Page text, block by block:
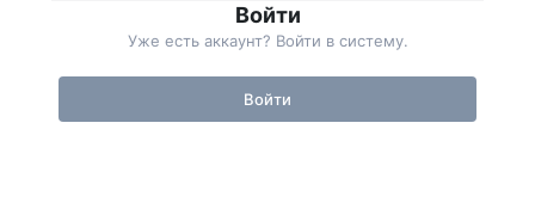
Войти
Уже есть аккаунт? Войти в систему.
Войти